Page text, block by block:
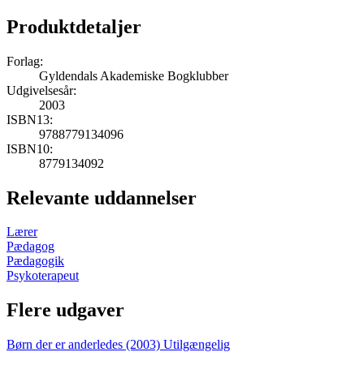
Produktdetaljer
Forlag:
Gyldendals Akademiske Bogklubber
Udgivelsesår:
2003
ISBN13:
9788779134096
ISBN10:
8779134092
Relevante uddannelser
Lærer
Pædagog
Pædagogik
Psykoterapeut
Flere udgaver
Børn der er anderledes (2003) Utilgængelig